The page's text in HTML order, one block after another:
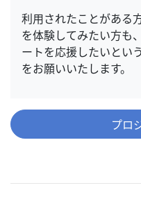
利用されたことがある
を体験してみたい方も
ートを応援したいとい
をお願いいたします。
プロ